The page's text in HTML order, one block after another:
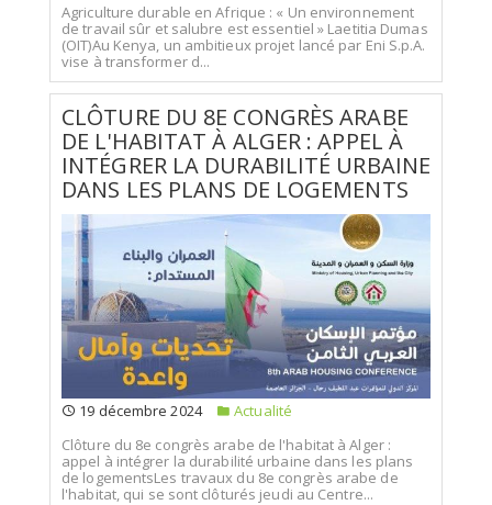
Agriculture durable en Afrique : « Un environnement
de travail sûr et salubre est essentiel » Laetitia Dumas
(OIT)Au Kenya, un ambitieux projet lancé par Eni S.p.A.
vise à transformer d...
CLÔTURE DU 8E CONGRÈS ARABE
DE L'HABITAT À ALGER : APPEL À
INTÉGRER LA DURABILITÉ URBAINE
DANS LES PLANS DE LOGEMENTS
19 décembre 2024
Actualité
Clôture du 8e congrès arabe de l'habitat à Alger :
appel à intégrer la durabilité urbaine dans les plans
de logementsLes travaux du 8e congrès arabe de
l'habitat, qui se sont clôturés jeudi au Centre...